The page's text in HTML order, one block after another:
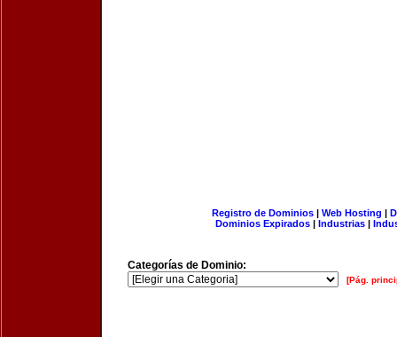
Registro de Dominios| Web Hosting |
Dominios Expirados | Industrias |
Categorías de Dominio:
[Pág.